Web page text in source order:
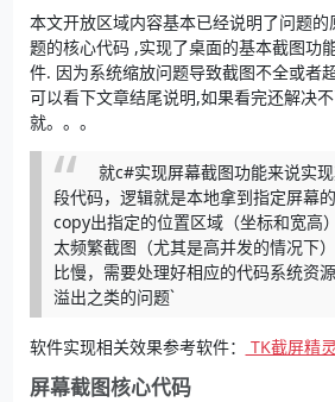
本文开放区域内容基本已经说明了问题
题的核心代码 ,实现了桌面的基本截图功
件. 因为系统缩放问题导致截图不全或者
可以看下文章结尾说明,如果看完还解决
就。。。
就c#实现屏幕截图功能来说实
段代码，逻辑就是本地拿到指定屏幕
copy出指定的位置区域（坐标和宽高
太频繁截图（尤其是高并发的情况下
比慢，需要处理好相应的代码系统资
溢出之类的问题`
软件实现相关效果参考软件： TK截屏精灵
屏幕截图核心代码